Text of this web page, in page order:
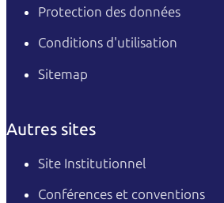
Protection des données
Conditions d'utilisation
Sitemap
Autres sites
Site Institutionnel
Conférences et conventions